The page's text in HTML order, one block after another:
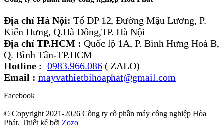
Địa chỉ Hà Nội: Tổ DP 12, Đường Mậu Lương, P.
Kiến Hưng, Q.Hà Đông,TP. Hà Nội
Địa chỉ TP.HCM : Quốc lộ 1A, P. Bình Hưng Hoà B,
Q. Bình Tân-TP.HCM
Hotline : 0983.966.086 ( ZALO)
Email : mayvathietbihoaphat@gmail.com
Facebook
© Copyright 2021-2026 Công ty cổ phần máy công nghiệp Hòa
Phát. Thiết kế bởi Zozo